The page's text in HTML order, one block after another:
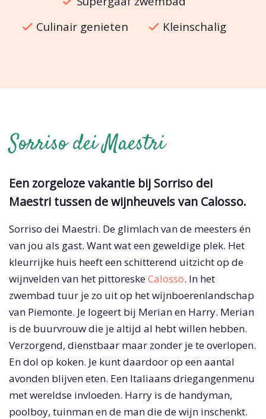
Culinair genieten
Kleinschalig
Sorriso dei Maestri
Een zorgeloze vakantie bij Sorriso dei
Maestri tussen de wijnheuvels van Calosso.
Sorriso dei Maestri. De glimlach van de meesters én
van jou als gast. Want wat een geweldige plek. Het
kleurrijke huis heeft een schitterend uitzicht op de
wijnvelden van het pittoreskeCalosso. In het
zwembad tuur je zo uit op het wijnboerenlandschap
van Piemonte. Je logeert bij Merian en Harry. Merian
is de buurvrouw die je altijd al hebt willen hebben.
Verzorgend, dienstbaar maar zonder je te overlopen.
En dol op koken. Je kunt daardoor op een aantal
avonden blijven eten. Een Italiaans driegangenmenu
met wereldse invloeden. Harry is de handyman,
poolboy, tuinman en de man die de wijn inschenkt.